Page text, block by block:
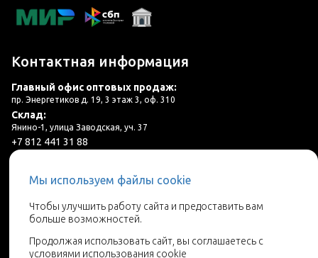
Контактная информация
Главный офис оптовых продаж:
пр. Энергетиков д. 19, 3 этаж 3, оф. 310
Склад:
Янино-1, улица Заводская, уч. 37
+7 812 441 31 88
plitka@lincer.ru
3 салона в г. Санкт-Петербург и ЛО
Мы используем файлы cookie
Чтобы улучшить работу сайта и предоставить вам
больше возможностей.
Продолжая использовать сайт, вы соглашаетесь с
условиями использования cookie